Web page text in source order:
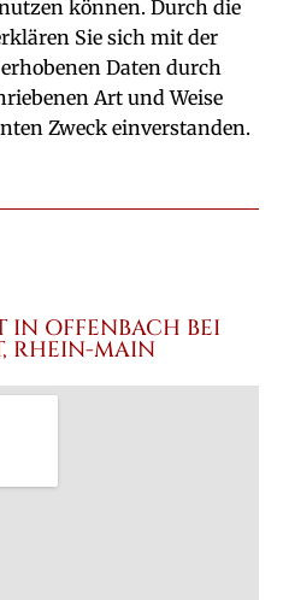
können. Durch die
Sie sich mit der
Daten durch
Art und Weise
Zweck einverstanden.
IN OFFENBACH BEI
RHEIN-MAIN